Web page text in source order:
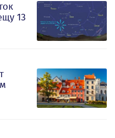
13